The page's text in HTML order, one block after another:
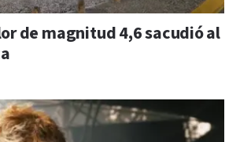
de magnitud 4,6 sacudió al